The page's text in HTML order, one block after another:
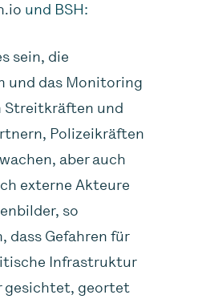
und BSH:
sein, die
und das Monitoring
Streitkräften und
Polizeikräften
aber auch
externe Akteure
so
dass Gefahren für
Infrastruktur
gesichtet, geortet